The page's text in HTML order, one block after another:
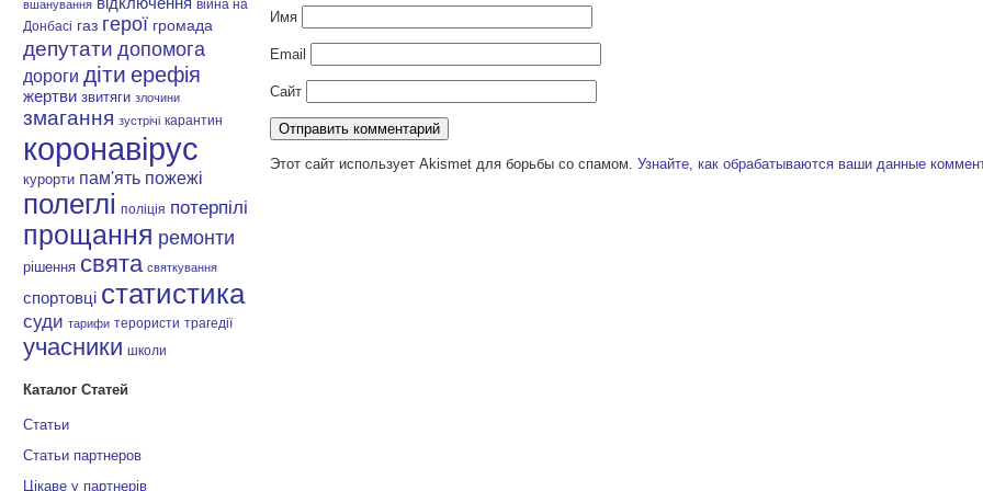
вшанування
війна на
Донбасі газ герої громада
депутати допомога
дороги діти ерефія
жертви звитяги злочини
змагання зустрічі карантин
коронавірус
курорти пам'ять пожежі
полеглі поліція потерпілі
прощання ремонти
рішення свята святкування
спортовці статистика
суди тарифи терористи трагедії
учасники школи
Каталог Статей
Статьи
Статьи партнеров
Цікаве у партнерів
Имя
Email
Сайт
Этот сайт использует Akismet для борьбы со спамом.Узнайте, как обрабатываются ваши данные